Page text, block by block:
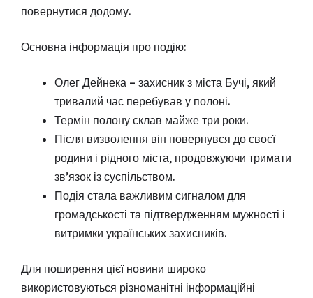
повернутися додому.
Основна інформація про подію:
Олег Дейнека – захисник з міста Бучі, який
тривалий час перебував у полоні.
Термін полону склав майже три роки.
Після визволення він повернувся до своєї
родини і рідного міста, продовжуючи тримати
зв’язок із суспільством.
Подія стала важливим сигналом для
громадськості та підтвердженням мужності і
витримки українських захисників.
Для поширення цієї новини широко
використовуються різноманітні інформаційні